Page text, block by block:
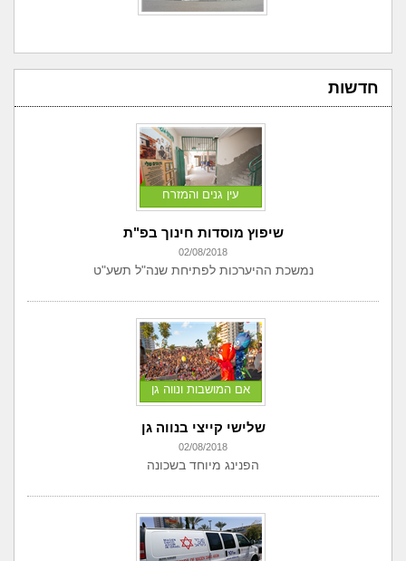
חדשות
עין גנים והמזרח
שיפוץ מוסדות חינוך בפ"ת
02/08/2018
נמשכת ההיערכות לפתיחת שנה"ל תשע"ט
אם המושבות ונווה גן
שלישי קייצי בנווה גן
02/08/2018
הפנינג מיוחד בשכונה